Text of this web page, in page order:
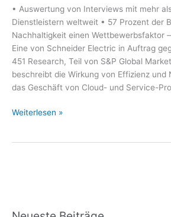
• Auswertung von Interviews mit mehr
Dienstleistern weltweit • 57 Prozent der
Nachhaltigkeit einen
Eine von Schneider Electric in Auftrag
451 Research, Teil von S&P Global
beschreibt die Wirkung von Effizienz und
das Geschäft von Cloud- und Service-
Auswirkungen
von
Effizienz
und
Nachhaltigkeit
Weiterlesen »